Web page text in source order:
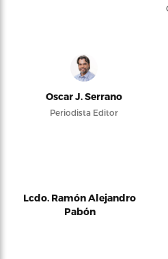
Oscar J. Serrano
Periodista Editor
Lcdo. Ramón Alejandro
Pabón